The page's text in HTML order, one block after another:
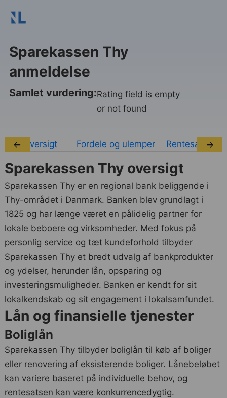
Sparekassen Thy
anmeldelse
Samlet vurdering:Rating field is empty
or not found
Oversigt Fordele og ulemper Rentesatser
← →
Sparekassen Thy oversigt
Sparekassen Thy er en regional bank beliggende i
Thy-området i Danmark. Banken blev grundlagt i
1825 og har længe været en pålidelig partner for
lokale beboere og virksomheder. Med fokus på
personlig service og tæt kundeforhold tilbyder
Sparekassen Thy et bredt udvalg af bankprodukter
og ydelser, herunder lån, opsparing og
investeringsmuligheder. Banken er kendt for sit
lokalkendskab og sit engagement i lokalsamfundet.
Lån og finansielle tjenester
Boliglån
Sparekassen Thy tilbyder boliglån til køb af boliger
eller renovering af eksisterende boliger. Lånebeløbet
kan variere baseret på individuelle behov, og
rentesatsen kan være konkurrencedygtig.